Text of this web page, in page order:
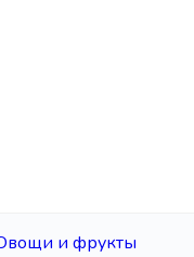
и фрукты